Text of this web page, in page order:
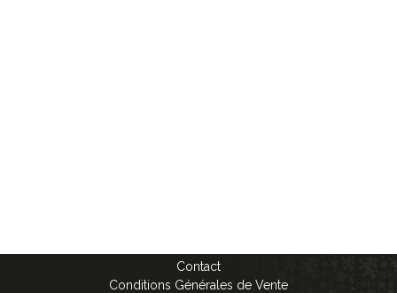
Contact
Conditions Générales de Vente